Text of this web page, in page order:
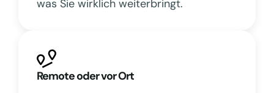
was Sie wirklich weiterbringt.
Remote oder vor Ort